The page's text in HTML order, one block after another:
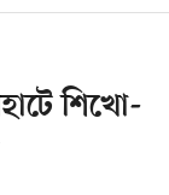
শিখো-